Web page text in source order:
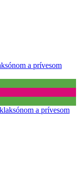
a prívesom